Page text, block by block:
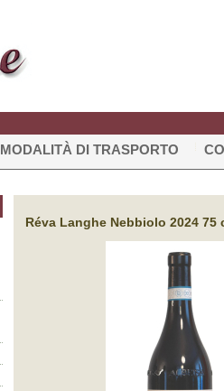
MODALITÀ DI TRASPORTO
Réva Langhe Nebbiolo 2024 75